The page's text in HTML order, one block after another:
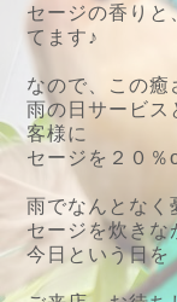
セージの香り
てます♪
なので、この癒
雨の日サービス
客様に
セージを２０
雨でなんとなく
セージを炊き
今日という日